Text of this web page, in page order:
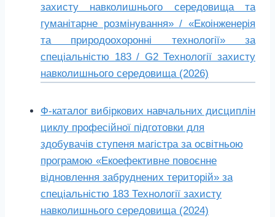
захисту навколишнього середовища та
гуманітарне розмінування» / «Екоінженерія
та природоохоронні технології» за
спеціальністю 183 / G2 Технології захисту
навколишнього середовища (2026)
Ф-каталог вибіркових навчальних дисциплін
циклу професійної підготовки для
здобувачів ступеня магістра за освітньою
програмою «Екоефективне повоєнне
відновлення забруднених територій» за
спеціальністю 183 Технології захисту
навколишнього середовища (2024)